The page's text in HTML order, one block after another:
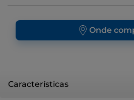
Onde
Características